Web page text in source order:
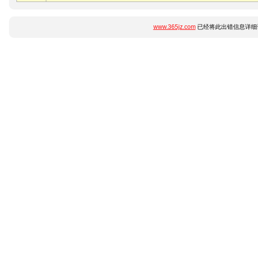
www.365jz.com已经将此出错信息详细